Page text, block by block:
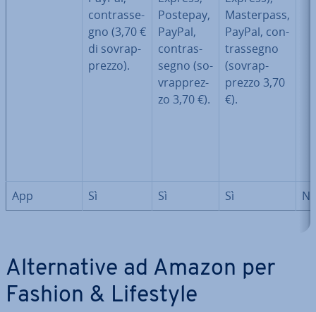
con­tras­se­
gno (3,70 €
di so­vrap­
prez­zo).
Postepay,
PayPal,
con­tras­
se­gno (so­
vrap­prez­
zo 3,70 €).
Ma­ster­pass,
PayPal, con­
tras­se­gno
(so­vrap­
prez­zo 3,70
€).
App Sì Sì Sì
Al­ter­na­ti­ve ad Amazon per
Fashion & Lifestyle